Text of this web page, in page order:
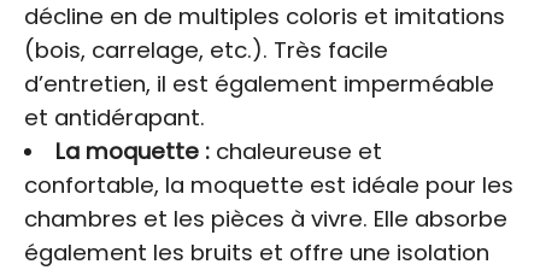
décline en de multiples coloris et imitations
(bois, carrelage, etc.). Très facile
d’entretien, il est également imperméable
et antidérapant.
La moquette :chaleureuse et
confortable, la moquette est idéale pour les
chambres et les pièces à vivre. Elle absorbe
également les bruits et offre une isolation